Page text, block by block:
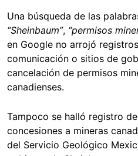
Una búsqueda de las
“Sheinbaum”, “permisos
en Google no arrojó
comunicación o sitios de
cancelación de permisos
canadienses.
Tampoco se halló registro
concesiones a mineras
del Servicio Geológico